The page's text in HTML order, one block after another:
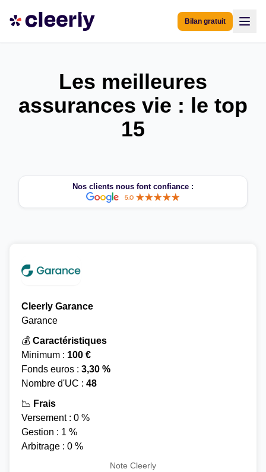
Bilan gratuit
Les meilleures
assurances vie : le top
15
Nos clients nous font confiance :
Cleerly Garance
Garance
💰 Caractéristiques
Minimum : 100 €
Fonds euros : 3,30 %
Nombre d'UC : 48
📉 Frais
Versement : 0 %
Gestion : 1 %
Arbitrage : 0 %
Note Cleerly